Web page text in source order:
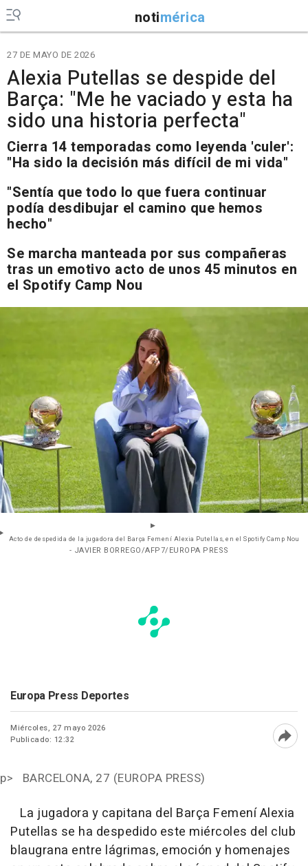
notimérica
27 DE MAYO DE 2026
Alexia Putellas se despide del
Barça: "Me he vaciado y esta ha
sido una historia perfecta"
Cierra 14 temporadas como leyenda 'culer':
"Ha sido la decisión más difícil de mi vida"
"Sentía que todo lo que fuera continuar
podía desdibujar el camino que hemos
hecho"
Se marcha manteada por sus compañeras
tras un emotivo acto de unos 45 minutos en
el Spotify Camp Nou
Acto de despedida de la jugadora del Barça Femení Alexia Putellas, en el Spotify Camp Nou
- JAVIER BORREGO/AFP7/EUROPA PRESS
Europa Press Deportes
Miércoles, 27 mayo 2026
Publicado: 12:32
p> BARCELONA, 27 (EUROPA PRESS)
La jugadora y capitana del Barça Femení Alexia
Putellas se ha despedido este miércoles del club
blaugrana entre lágrimas, emoción y homenajes